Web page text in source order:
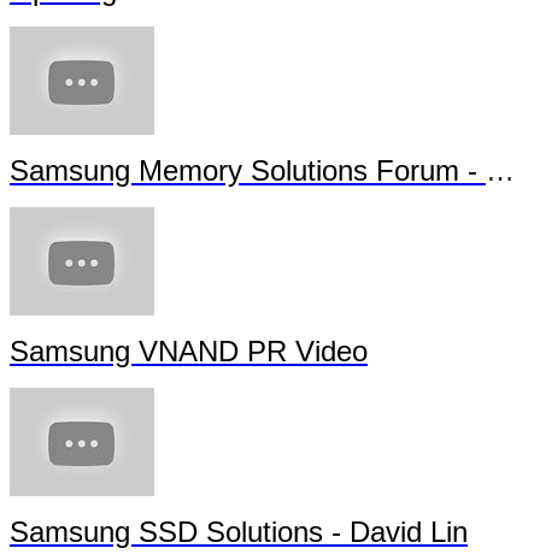
Samsung Memory Solutions Forum - Future Technology
Samsung VNAND PR Video
Samsung SSD Solutions - David Lin